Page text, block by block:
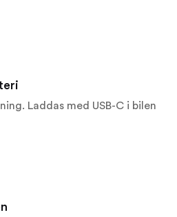
Laddas med USB-C i bilen